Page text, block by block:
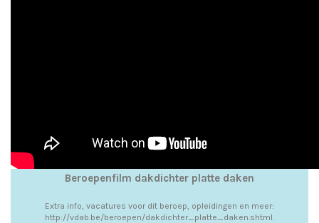
Beroepenfilm dakdichter platte daken
Extra info, vacatures voor dit beroep, opleidingen en meer:
http://vdab.be/beroepen/dakdichter_platte_daken.shtml.